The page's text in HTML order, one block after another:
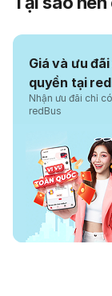
Giá và ưu
quyền tại
Nhận ưu đãi chỉ
redBus